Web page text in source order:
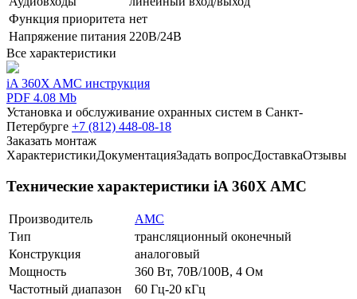
Функция приоритета нет
Напряжение питания 220В/24В
Все характеристики
iA 360X AMC инструкция
PDF 4.08 Mb
Установка и обслуживание охранных систем в Санкт-
Петербурге +7 (812) 448-08-18
Заказать монтаж
ХарактеристикиДокументацияЗадать вопросДоставкаОтзывы
Технические характеристики iA 360X AMC
Производитель
AMC
Тип
трансляционный оконечный
Конструкция
аналоговый
Мощность
360 Вт, 70В/100В, 4 Ом
Частотный диапазон
60 Гц-20 кГц